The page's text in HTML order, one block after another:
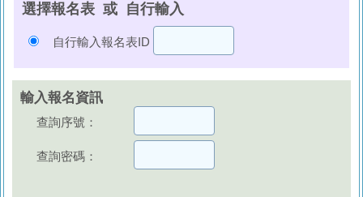
選擇報名表 或 自行輸入
自行輸入報名表ID
輸入報名資訊
查詢序號：
查詢密碼：